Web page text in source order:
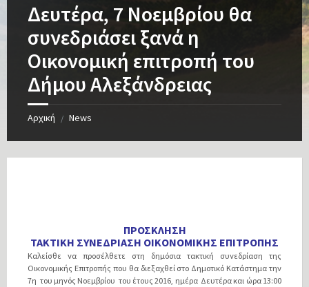
Δευτέρα, 7 Νοεμβρίου θα
συνεδριάσει ξανά η
Οικονομική επιτροπή του
Δήμου Αλεξάνδρειας
Αρχική / News
ΠΡΟΣΚΛΗΣΗ
ΤΑΚΤΙΚΗ ΣΥΝΕΔΡΙΑΣΗ ΟΙΚΟΝΟΜΙΚΗΣ ΕΠΙΤΡΟΠΗΣ
Καλείσθε να προσέλθετε στη δημόσια τακτική συνεδρίαση της
Οικονομικής Επιτροπής που θα διεξαχθεί στο Δημοτικό Κατάστημα την
7η του μηνός Νοεμβρίου του έτους 2016, ημέρα Δευτέρα και ώρα 13:00